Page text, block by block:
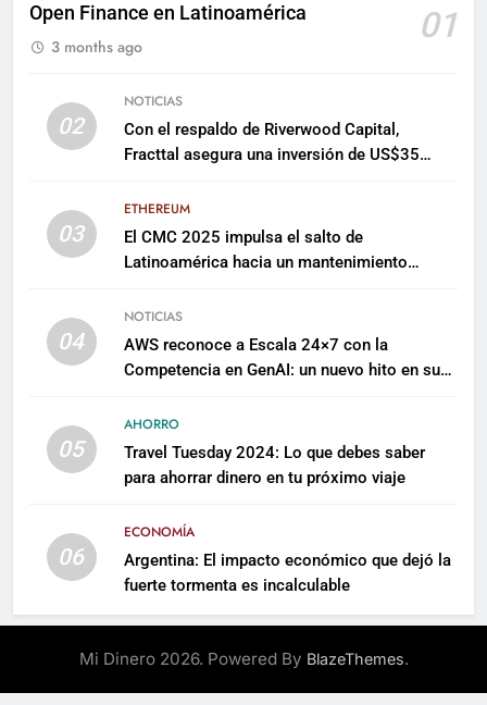
Open Finance en Latinoamérica
01
3 months ago
02
NOTICIAS
Con el respaldo de Riverwood Capital,
Fracttal asegura una inversión de US$35
03
ETHEREUM
El CMC 2025 impulsa el salto de
Latinoamérica hacia un mantenimiento
04
NOTICIAS
AWS reconoce a Escala 24×7 con la
Competencia en GenAI: un nuevo hito en su
05
AHORRO
Travel Tuesday 2024: Lo que debes saber
para ahorrar dinero en tu próximo viaje
06
ECONOMÍA
Argentina: El impacto económico que dejó la
fuerte tormenta es incalculable
Mi Dinero 2026. Powered By BlazeThemes.